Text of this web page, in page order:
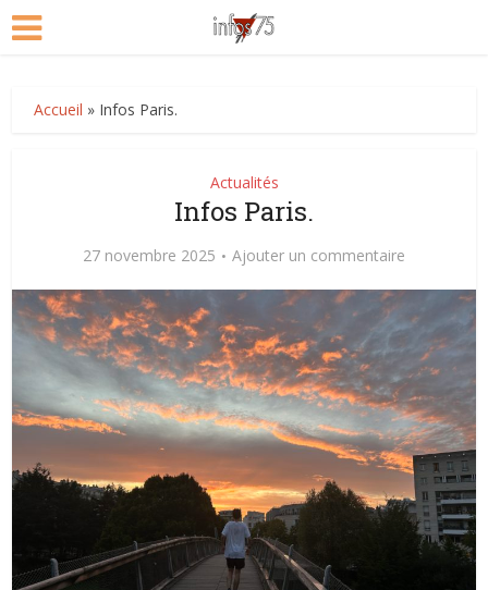
Accueil » Infos Paris.
Actualités
Infos Paris.
27 novembre 2025 Ajouter un commentaire